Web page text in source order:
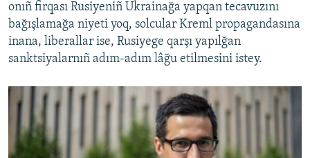
onıñ firqası Rusiyeniñ Ukrainağa yapqan tecavuzını
bağışlamağa niyeti yoq, solcular Kreml propagandasına
inana, liberallar ise, Rusiyege qarşı yapılğan
sanktsiyalarnıñ adım-adım lâğu etilmesini istey.